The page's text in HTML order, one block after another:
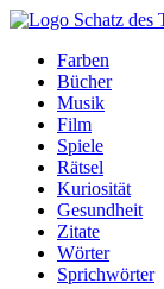
Farben
Bücher
Musik
Film
Spiele
Rätsel
Kuriosität
Gesundheit
Zitate
Wörter
Sprichwörter